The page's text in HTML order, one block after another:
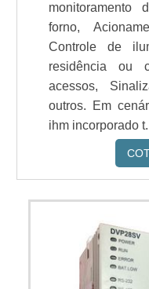
monitoramento
forno,
Controle de
residência ou
acessos,
outros. Em
ihm incorporado